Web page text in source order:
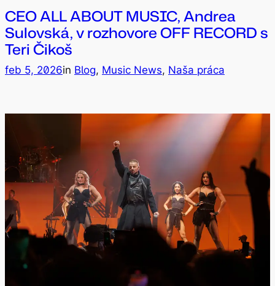
CEO ALL ABOUT MUSIC, Andrea
Sulovská, v rozhovore OFF RECORD s
Teri Čikoš
feb 5, 2026in Blog, Music News, Naša práca